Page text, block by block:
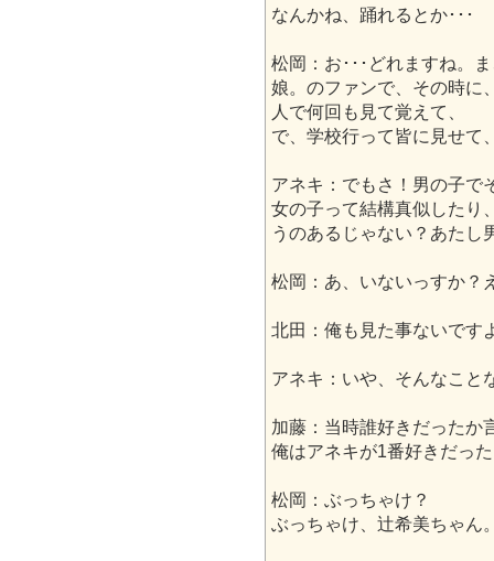
なんかね、踊れるとか･･･
松岡：お･･･どれますね。
娘。のファンで、その時に
人で何回も見て覚えて、
で、学校行って皆に見せて
アネキ：でもさ！男の子で
女の子って結構真似したり
うのあるじゃない？あたし
松岡：あ、いないっすか？
北田：俺も見た事ないです
アネキ：いや、そんなこと
加藤：当時誰好きだったか
俺はアネキが1番好きだっ
松岡：ぶっちゃけ？
ぶっちゃけ、辻希美ちゃん